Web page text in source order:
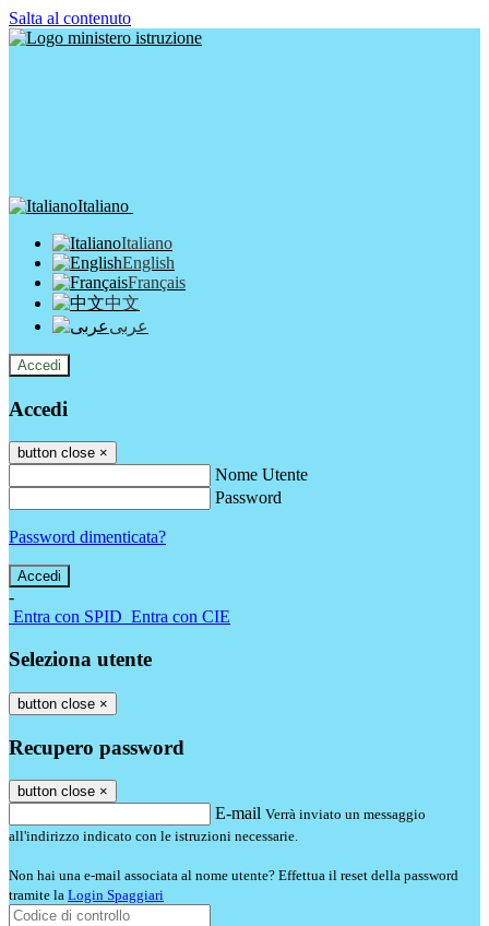
Salta al contenuto
Italiano
Italiano
English
Français
中文
عربى
Accedi
Accedi
button close ×
Nome Utente
Password
Password dimenticata?
-
Entra con SPID Entra con CIE
Seleziona utente
button close ×
Recupero password
button close ×
E-mail Verrà inviato un messaggio
all'indirizzo indicato con le istruzioni necessarie.
Non hai una e-mail associata al nome utente? Effettua il reset della password
tramite la Login Spaggiari